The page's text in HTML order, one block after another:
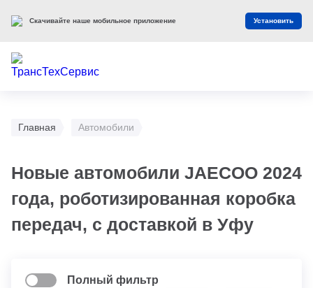
Главная Автомобили
Новые автомобили JAECOO 2024
года, роботизированная коробка
передач, с доставкой в Уфу
Полный фильтр
Скачивайте наше мобильное приложение Установить